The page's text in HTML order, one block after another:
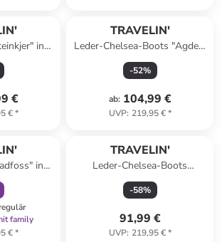
in
€
€*
TRAVELIN'
Leder-Chelsea-Boots "Agder"
in Hellbraun
-52%
ab: 104,99 €
UVP: 219,95 €*
in
family
€*
TRAVELIN'
Leder-Chelsea-Boots
"Randers" in Schwarz
-58%
91,99 €
UVP: 219,95 €*